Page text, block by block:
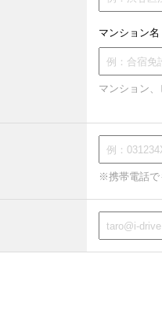
マンション
マンション
※携帯電話で